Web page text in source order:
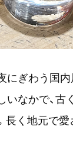
ぎわう国
いなかで、
く地元で愛